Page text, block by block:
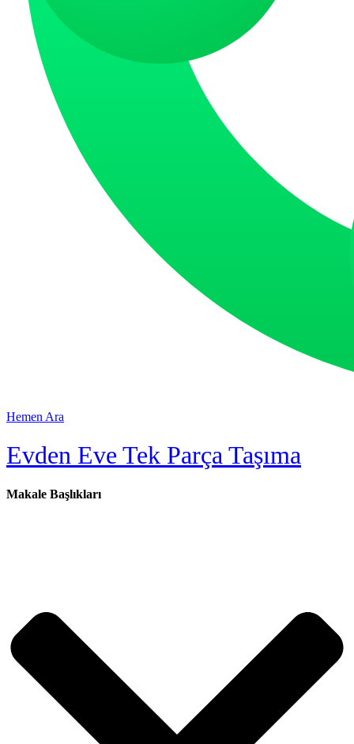
Hemen Ara
Evden Eve Tek Parça Taşıma
Makale Başlıkları